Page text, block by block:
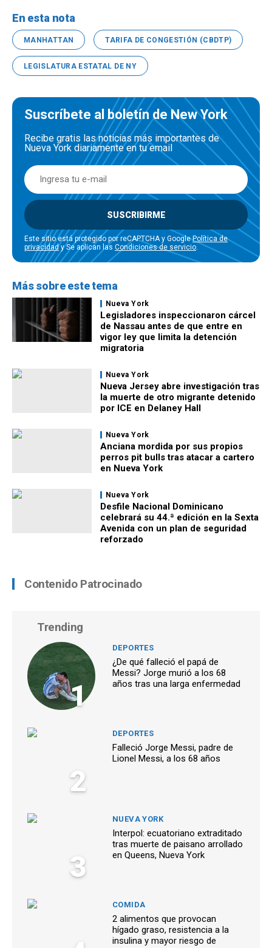
En esta nota
MANHATTAN TARIFA DE CONGESTIÓN (CBDTP)
LEGISLATURA ESTATAL DE NY
Suscríbete al boletín de New York
Recibe gratis las noticias más importantes de
Nueva York diariamente en tu email
SUSCRIBIRME
Este sitio está protegido por reCAPTCHA y GooglePolítica de
privacidady Se aplican las Condiciones de servicio.
Más sobre este tema
Nueva York
Legisladores inspeccionaron cárcel
de Nassau antes de que entre en
vigor ley que limita la detención
migratoria
Nueva York
Nueva Jersey abre investigación tras
la muerte de otro migrante detenido
por ICE en Delaney Hall
Nueva York
Anciana mordida por sus propios
perros pit bulls tras atacar a cartero
en Nueva York
Nueva York
Desfile Nacional Dominicano
celebrará su 44.ª edición en la Sexta
Avenida con un plan de seguridad
reforzado
Contenido Patrocinado
Trending
1
DEPORTES
¿De qué falleció el papá de
Messi? Jorge murió a los 68
años tras una larga enfermedad
2
DEPORTES
Falleció Jorge Messi, padre de
Lionel Messi, a los 68 años
3
NUEVA YORK
Interpol: ecuatoriano extraditado
tras muerte de paisano arrollado
en Queens, Nueva York
COMIDA
2 alimentos que provocan
hígado graso, resistencia a la
insulina y mayor riesgo de